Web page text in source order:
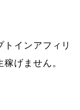
インアフィリ
げません。